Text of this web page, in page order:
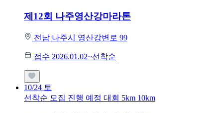
제12회 나주영산강마라톤
전남 나주시 영산강변로 99
접수 2026.01.02~선착순
10/24 토
선착순 모집 진행 예정 대회 5km 10km